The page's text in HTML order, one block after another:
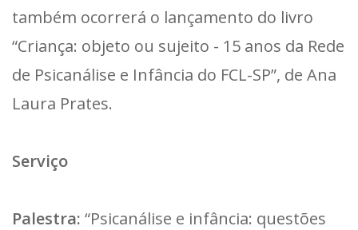
também ocorrerá o lançamento do livro
“Criança: objeto ou sujeito - 15 anos da Rede
de Psicanálise e Infância do FCL-SP”, de Ana
Laura Prates.
Serviço
Palestra: “Psicanálise e infância: questões